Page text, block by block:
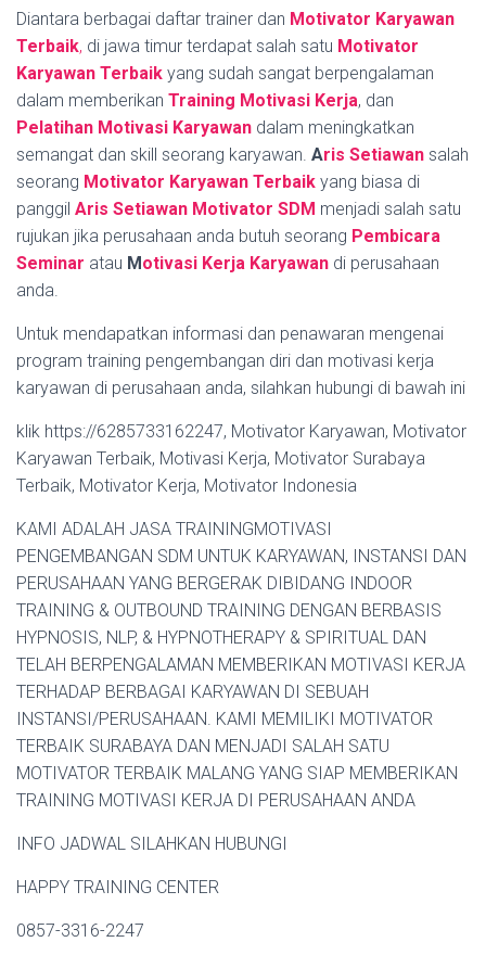
Diantara berbagai daftar trainer dan Motivator Karyawan
Terbaik, di jawa timur terdapat salah satu Motivator
Karyawan Terbaik yang sudah sangat berpengalaman
dalam memberikan Training Motivasi Kerja, dan
Pelatihan Motivasi Karyawan dalam meningkatkan
semangat dan skill seorang karyawan. Aris Setiawan salah
seorang Motivator Karyawan Terbaik yang biasa di
panggil Aris Setiawan Motivator SDM menjadi salah satu
rujukan jika perusahaan anda butuh seorang Pembicara
Seminar atau Motivasi Kerja Karyawan di perusahaan
anda.
Untuk mendapatkan informasi dan penawaran mengenai
program training pengembangan diri dan motivasi kerja
karyawan di perusahaan anda, silahkan hubungi di bawah ini
klik https://6285733162247, Motivator Karyawan, Motivator
Karyawan Terbaik, Motivasi Kerja, Motivator Surabaya
Terbaik, Motivator Kerja, Motivator Indonesia
KAMI ADALAH JASA TRAININGMOTIVASI
PENGEMBANGAN SDM UNTUK KARYAWAN, INSTANSI DAN
PERUSAHAAN YANG BERGERAK DIBIDANG INDOOR
TRAINING & OUTBOUND TRAINING DENGAN BERBASIS
HYPNOSIS, NLP, & HYPNOTHERAPY & SPIRITUAL DAN
TELAH BERPENGALAMAN MEMBERIKAN MOTIVASI KERJA
TERHADAP BERBAGAI KARYAWAN DI SEBUAH
INSTANSI/PERUSAHAAN. KAMI MEMILIKI MOTIVATOR
TERBAIK SURABAYA DAN MENJADI SALAH SATU
MOTIVATOR TERBAIK MALANG YANG SIAP MEMBERIKAN
TRAINING MOTIVASI KERJA DI PERUSAHAAN ANDA
INFO JADWAL SILAHKAN HUBUNGI
HAPPY TRAINING CENTER
0857-3316-2247